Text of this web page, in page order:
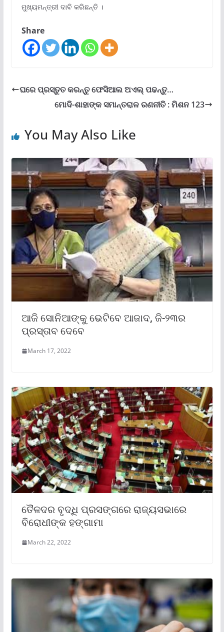
ମୁଖ୍ୟମନ୍ତ୍ରୀ ଦାବି କରିଛନ୍ତି ।
Share
ଘରେ ପ୍ରସ୍ତୁତ କରନ୍ତୁ ଫେସିଆଲ ଅଏଲ୍ ପଢନ୍ତୁ…
ମୋଦି-ଶାହାଙ୍କ ସମାନ୍ତରାଳ ରଣନୀତି : ମିଶନ 123
You May Also Like
ଆଜି ସୋନିଆଙ୍କୁ ଭେଟିବେ ଆଜାଦ, ଜି-୨୩ର
ପ୍ରସ୍ତାବ ଦେବେ
March 17, 2022
ତୈଳଦର ବୃଦ୍ଧି ପ୍ରସଙ୍ଗରେ ରାଜ୍ୟସଭାରେ
ବିରୋଧୀଙ୍କ ହଙ୍ଗାମା
March 22, 2022